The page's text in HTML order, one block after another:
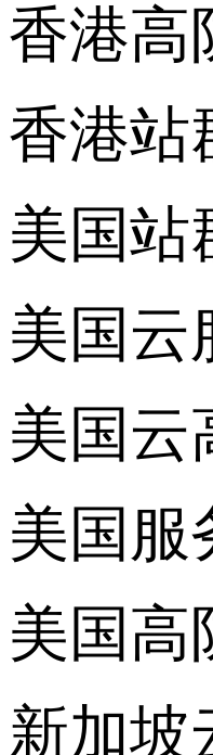
香港高
香港站
美国站
美国云
美国云
美国服
美国高
新加坡